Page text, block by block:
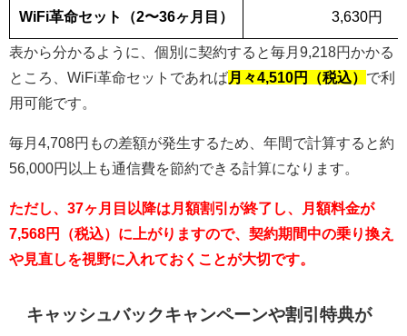
WiFi革命セット（2〜36ヶ月目） 3,630円
表から分かるように、個別に契約すると毎月9,218円かかる
ところ、WiFi革命セットであれば月々4,510円（税込） で利
用可能です。
毎月4,708円もの差額が発生するため、年間で計算すると約
56,000円以上も通信費を節約できる計算になります。
ただし、37ヶ月目以降は月額割引が終了し、月額料金が
7,568円（税込）に上がりますので、契約期間中の乗り換え
や見直しを視野に入れておくことが大切です。
キャッシュバックキャンペーンや割引特典が